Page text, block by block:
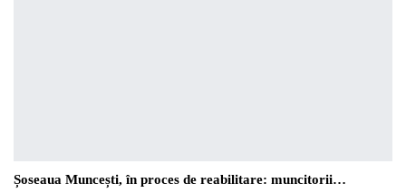
Șoseaua Muncești, în proces de reabilitare: muncitorii…